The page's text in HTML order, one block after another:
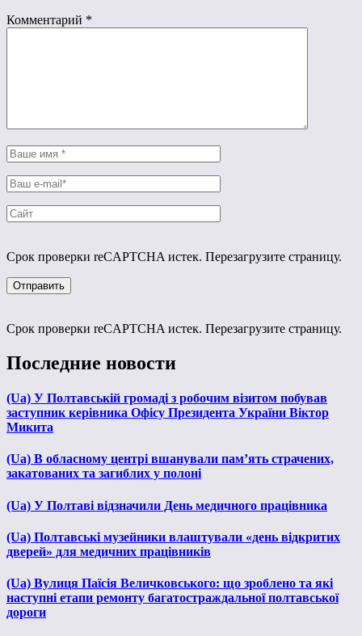
Комментарий *
Срок проверки reCAPTCHA истек. Перезагрузите страницу.
Срок проверки reCAPTCHA истек. Перезагрузите страницу.
Последние новости
(Ua) У Полтавській громаді з робочим візитом побував
заступник керівника Офісу Президента України Віктор
Микита
(Ua) В обласному центрі вшанували пам’ять страчених,
закатованих та загиблих у полоні
(Ua) У Полтаві відзначили День медичного працівника
(Ua) Полтавські музейники влаштували «день відкритих
дверей» для медичних працівників
(Ua) Вулиця Паїсія Величковського: що зроблено та які
наступні етапи ремонту багатостраждальної полтавської
дороги